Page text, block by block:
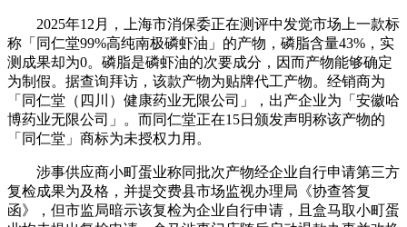
2025年12月，上海市消保委正在测评中发觉市场上一款标
称「同仁堂99%高纯南极磷虾油」的产物，磷脂含量43%，实
测成果却为0。磷脂是磷虾油的次要成分，因而产物能够确定
为制假。据查询拜访，该款产物为贴牌代工产物。经销商为
「同仁堂（四川）健康药业无限公司」，出产企业为「安徽哈
博药业无限公司」。而同仁堂正在15日颁发声明称该产物的
「同仁堂」商标为未授权力用。
涉事供应商小町蛋业称同批次产物经企业自行申请第三方
复检成果为及格，并提交费县市场监视办理局《协查答复
函》，但市监局暗示该复检为企业自行申请，且盒马取小町蛋